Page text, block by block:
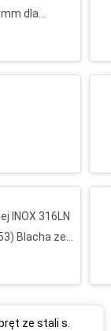
dla
INOX 316LN
Blacha ze
Q345
ASME SA213 / GB9948 Rury stalowe bez szwu, konstrukcje stalowe